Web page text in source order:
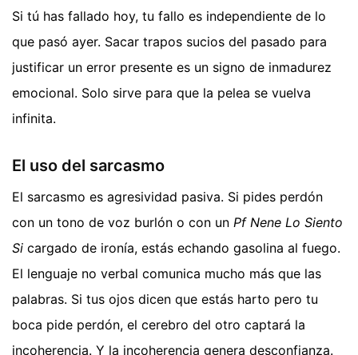
Si tú has fallado hoy, tu fallo es independiente de lo
que pasó ayer. Sacar trapos sucios del pasado para
justificar un error presente es un signo de inmadurez
emocional. Solo sirve para que la pelea se vuelva
infinita.
El uso del sarcasmo
El sarcasmo es agresividad pasiva. Si pides perdón
con un tono de voz burlón o con un Pf Nene Lo Siento
Si cargado de ironía, estás echando gasolina al fuego.
El lenguaje no verbal comunica mucho más que las
palabras. Si tus ojos dicen que estás harto pero tu
boca pide perdón, el cerebro del otro captará la
incoherencia. Y la incoherencia genera desconfianza.